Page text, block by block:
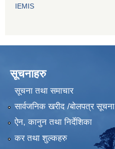
IEMIS
सूचनाहरु
सूचना तथा समाचार
सार्वजनिक खरीद /बोलपत्र सूचना
ऐन, कानुन तथा निर्देशिका
कर तथा शुल्कहरु